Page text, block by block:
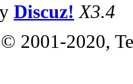
Discuz! X3.4
2001-2020,